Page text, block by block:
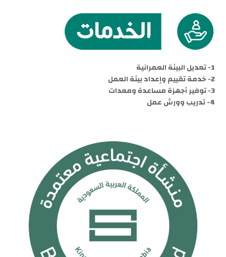
1- تعديل البيئة العمرانية
2- خدمة تقييم وإعداد بيئة العمل
3- توفير أجهزة مساعدة ومعدات
4- تدريب وورش عمل